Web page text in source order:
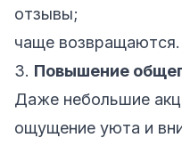
отзывы;
чаще возвращаются.
3. Повышение
Даже небольшие
ощущение уюта и